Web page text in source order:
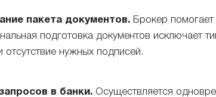
пакета документов. Брокер
подготовка документов исключает
отсутствие нужных подписей.
в банки. Осуществляется